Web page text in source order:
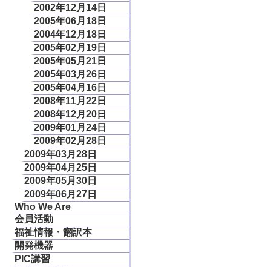
2002年12月14日
2005年06月18日
2004年12月18日
2005年02月19日
2005年05月21日
2005年03月26日
2005年04月16日
2008年11月22日
2008年12月20日
2009年01月24日
2009年02月28日
2009年03月28日
2009年04月25日
2009年05月30日
2009年06月27日
Who We Are
会員活動
福祉情報・翻訳本
開発機器
PIC講習